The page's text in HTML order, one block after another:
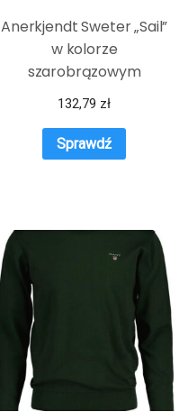
Anerkjendt Sweter „Sail”
w kolorze
szarobrązowym
132,79 zł
Sprawdź